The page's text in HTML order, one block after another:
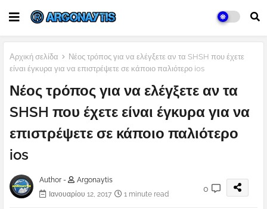
Αρχική σελίδα
Νέος τρόπος για να ελέγξετε αν τα SHSH που έχετε
είναι έγκυρα για να επιστρέψετε σε κάποιο παλιότερο ios
Νέος τρόπος για να ελέγξετε αν τα
SHSH που έχετε είναι έγκυρα για να
επιστρέψετε σε κάποιο παλιότερο
ios
Author -
Argonaytis
Ιανουαρίου 12, 2017
1 minute read
0